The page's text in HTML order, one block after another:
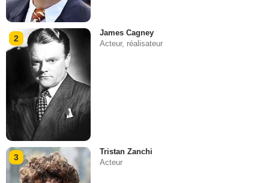
2
James Cagney
Acteur, réalisateur
3
Tristan Zanchi
Acteur